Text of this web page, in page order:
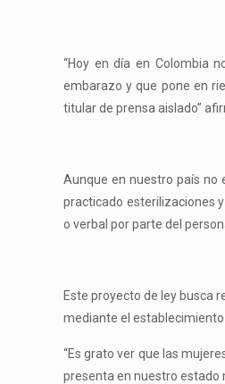
“Hoy en día en Colombia
embarazo y que pone en
titular de prensa aislado”
Aunque en nuestro país no
practicado esterilizaciones
o verbal por parte del
Este proyecto de ley busca
mediante el
“Es grato ver que las
presenta en nuestro estado